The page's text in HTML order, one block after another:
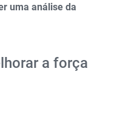
uma análise da
a força